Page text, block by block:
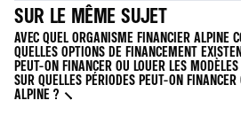
SUR LE MÊME SUJET
AVEC QUEL ORGANISME FINANCIER ALPINE
QUELLES OPTIONS DE FINANCEMENT
PEUT-ON FINANCER OU LOUER LES
SUR QUELLES PÉRIODES PEUT-ON
ALPINE ?